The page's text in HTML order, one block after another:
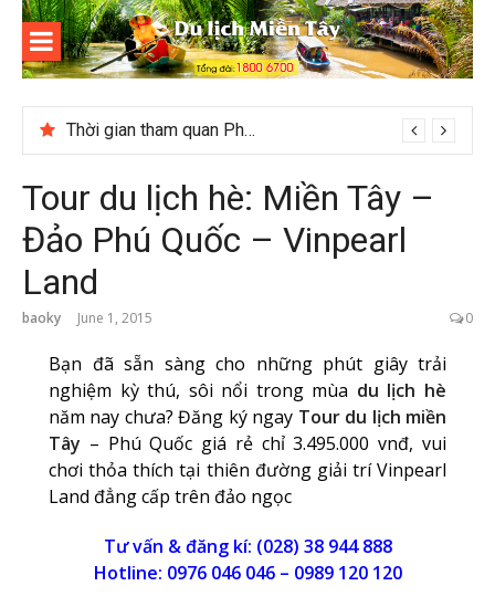
Skip
content
Du lịch
Miền Tây
Thời gian tham quan Phong Nha Kẻ Bàng
Tour du lịch hè: Miền Tây –
Đảo Phú Quốc – Vinpearl
Land
baoky June 1, 2015 0
Bạn đã sẵn sàng cho những phút giây trải
nghiệm kỳ thú, sôi nổi trong mùa du lịch hè
năm nay chưa? Đăng ký ngay Tour du lịch miền
Tây – Phú Quốc giá rẻ chỉ 3.495.000 vnđ, vui
chơi thỏa thích tại thiên đường giải trí Vinpearl
Land đẳng cấp trên đảo ngọc
Tư vấn & đăng kí: (028) 38 944 888
Hotline: 0976 046 046 – 0989 120 120